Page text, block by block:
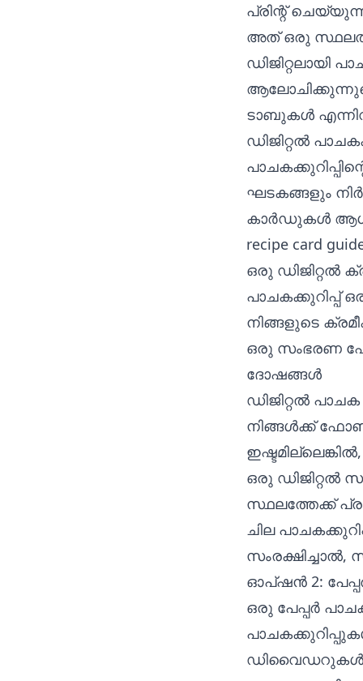
പ്രിന്റ്
അത് ഒരു
ഡിജിറ്റലായി
ടാബുകൾ
ഡിജിറ്റൽ
ഘടകങ്ങളും
കാർഡുകൾ
recipe card
ഒരു ഡിജിറ്റൽ
പാചകക്കുറിപ്പ്
നിങ്ങളുടെ
ഒരു സംഭരണ
ദോഷങ്ങൾ
ഡിജിറ്റൽ
നിങ്ങൾക്ക്
ഒരു ഡിജിറ്റൽ
സ്ഥലത്തേക്ക്
ചില
സംരക്ഷിച്ചാൽ,
ഓപ്ഷൻ 2:
ഒരു പേപ്പർ
ഡിവൈഡറുകൾ.